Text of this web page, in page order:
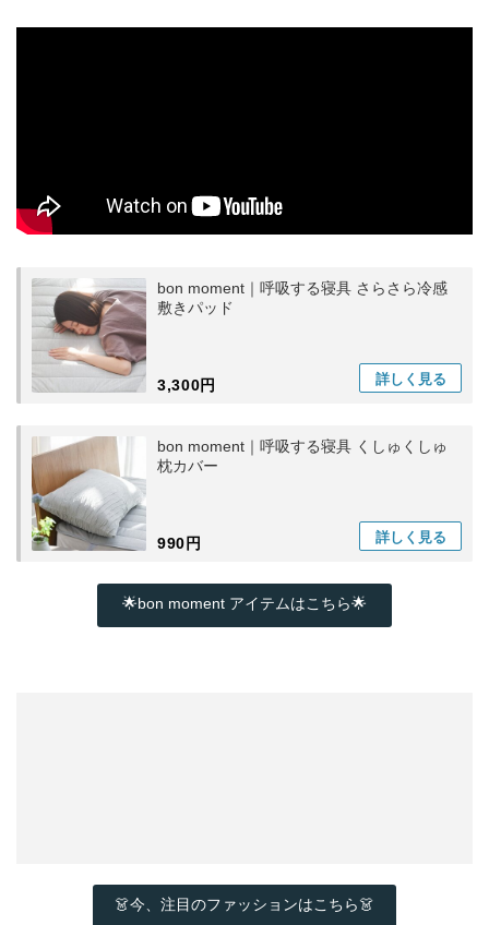
bon moment｜呼吸する寝具 さらさら冷感
敷きパッド
3,300円 詳しく 見る
bon moment｜呼吸する寝具 くしゅくしゅ
枕カバー
990円 詳しく 見る
🌟bon moment アイテムはこちら🌟
👗今、注目のファッションはこちら👗